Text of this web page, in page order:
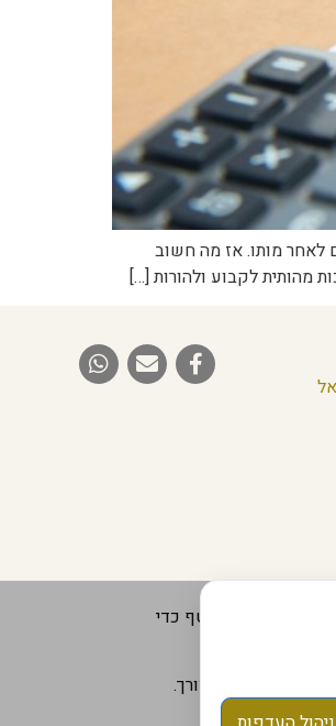
לאחר מותו. אז מה חשוב
באופן שוטף כדי
מוסמך במידת הצורך.